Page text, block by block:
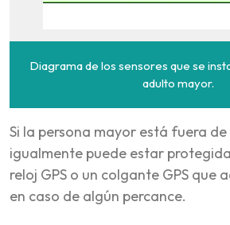
Diagrama de los sensores que se
adulto mayor.
Si la persona mayor está fuera de
igualmente puede estar
reloj GPS o un colgante GPS que
en caso de algún percance.